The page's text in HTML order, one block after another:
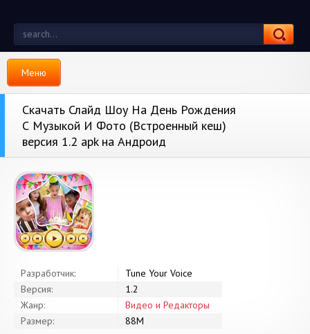
Меню
Скачать Слайд Шоу На День Рождения
С Музыкой И Фото (Встроенный кеш)
версия 1.2 apk на Андроид
Разработчик:
Tune Your Voice
Версия:
1.2
Жанр:
Видео и Редакторы
Размер:
88M